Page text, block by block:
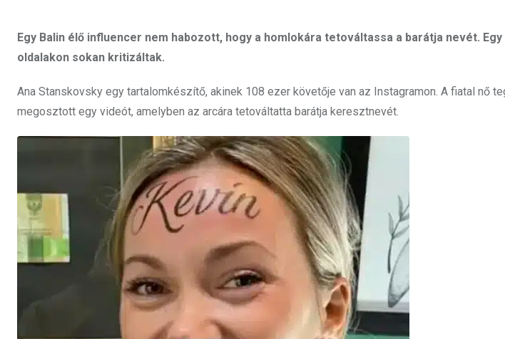
Egy Balin élő influencer nem habozott, hogy a homlokára tetováltassa a barátja nevét.
oldalakon sokan kritizáltak.
Ana Stanskovsky egy tartalomkészítő, akinek 108 ezer követője van az Instagramon. A fiatal nő
megosztott egy videót, amelyben az arcára tetováltatta barátja keresztnevét.